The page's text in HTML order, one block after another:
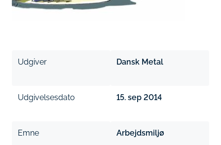
Udgiver Dansk Metal
Udgivelsesdato 15. sep 2014
Emne Arbejdsmiljø